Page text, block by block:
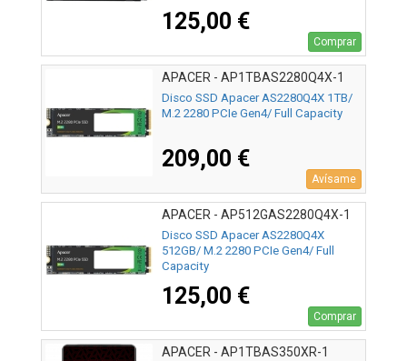
125,00 €
Comprar
APACER - AP1TBAS2280Q4X-1
Disco SSD Apacer AS2280Q4X 1TB/
M.2 2280 PCIe Gen4/ Full Capacity
209,00 €
Avísame
APACER - AP512GAS2280Q4X-1
Disco SSD Apacer AS2280Q4X
512GB/ M.2 2280 PCIe Gen4/ Full
Capacity
125,00 €
Comprar
APACER - AP1TBAS350XR-1